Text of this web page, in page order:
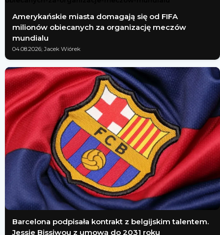
Amerykańskie miasta domagają się od FIFA
milionów obiecanych za organizację meczów
mundialu
04.08.2026; Jacek Wiórek
Barcelona podpisała kontrakt z belgijskim talentem.
Jessie Bissiwou z umową do 2031 roku